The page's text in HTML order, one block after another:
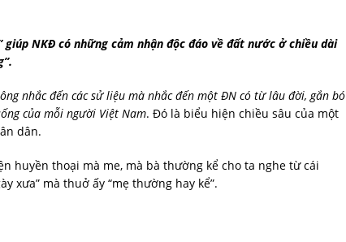
NKĐ có những cảm nhận độc đáo về đất nước ở chiều dài
nhắc đến các sử liệu mà nhắc đến một ĐN có từ lâu đời, gắn bó
của mỗi người Việt Nam. Đó là biểu hiện chiều sâu của một
dân.
huyền thoại mà me, mà bà thường kể cho ta nghe từ cái
xưa” mà thuở ấy “mẹ thường hay kể”.